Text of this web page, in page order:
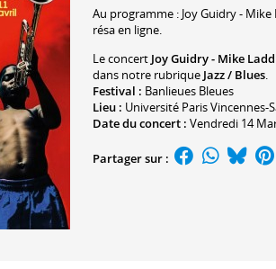
Au programme : Joy Guidry- Mike
résa en ligne.
Le concert
dans notre rubrique Jazz / Blues.
Festival : Banlieues Bleues
Lieu : Université Paris Vincennes-
Date du concert : Vendredi 14
Partager sur :